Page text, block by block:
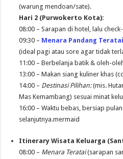
(warung mendoan/sate).
Hari 2 (Purwokerto Kota):
08:00 – Sarapan di hotel, lalu
09:30 – Menara Pandang
(ideal pagi atau sore agar tidak
11:00 – Berbelanja batik & oleh-
13:00 – Makan siang kuliner khas
14:00 – Destinasi Pilihan:(mis.
Mas Kemambang) sesuai minat
16:00 – Waktu bebas, bersiap
selanjutnya.mermaid
Itinerary Wisata Keluarga
08:00 – Menara Teratai(sarapan